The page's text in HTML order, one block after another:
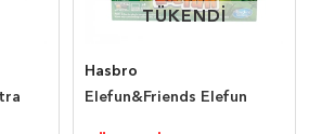
TÜKENDİ
TÜKENDİ
Hasbro
Elefun&Friends Elefun